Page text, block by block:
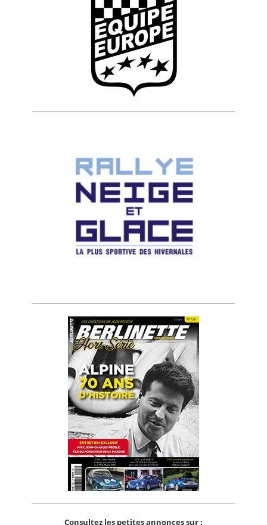
Consultez les petites annonces sur :